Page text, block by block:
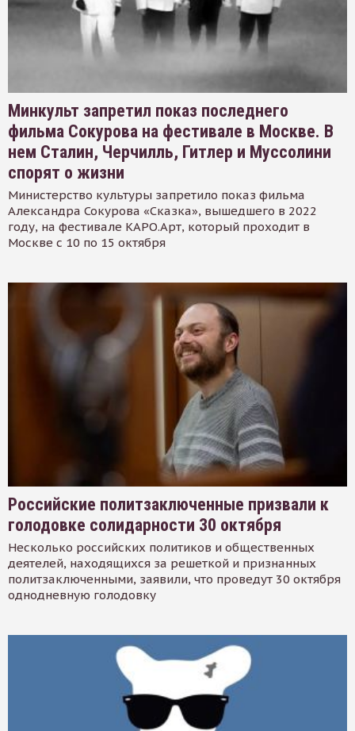
Минкульт запретил показ последнего
фильма Сокурова на фестивале в Москве. В
нем Сталин, Черчилль, Гитлер и Муссолини
спорят о жизни
Министерство культуры запретило показ фильма
Александра Сокурова «Сказка», вышедшего в 2022
году, на фестивале КАРО.Арт, который проходит в
Москве с 10 по 15 октября
Российские политзаключенные призвали к
голодовке солидарности 30 октября
Несколько российских политиков и общественных
деятелей, находящихся за решеткой и признанных
политзаключенными, заявили, что проведут 30 октября
однодневную голодовку